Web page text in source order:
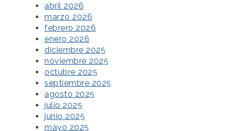
abril 2026
marzo 2026
febrero 2026
enero 2026
diciembre 2025
noviembre 2025
octubre 2025
septiembre 2025
agosto 2025
julio 2025
junio 2025
mayo 2025